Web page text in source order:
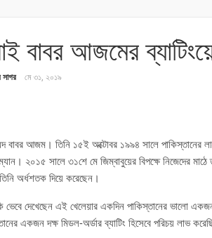
বাবর আজমের
সাগর মে ৩১, ২০১৯
বাবর আজম। তিনি ১৫ই অক্টোবর ১৯৯৪ সালে পাকিস্তানের
২০১৫ সালে ৩১শে মে জিম্বাবুয়ের বিপক্ষে নিজেদের
অর্ধশতক দিয়ে করেছেন।
ভেবে দেখেছেন এই খেলেয়ার একদিন পাকিস্তানের ভালো
একজন দক্ষ মিডল-অর্ডার ব্যাটিং হিসেবে পরিচয় লাভ